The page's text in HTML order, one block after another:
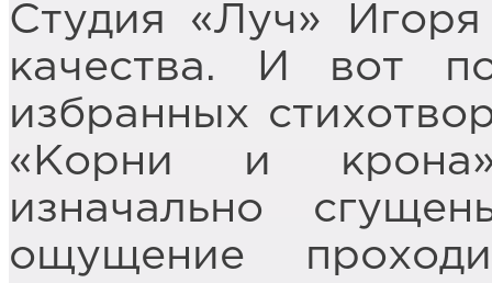
Студия «Луч»
качества. И вот
избранных
«Корни и
изначально
ощущение